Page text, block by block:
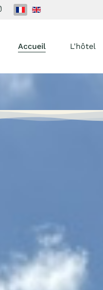
Sélectionnez votre langue
Accueil L'hôtel